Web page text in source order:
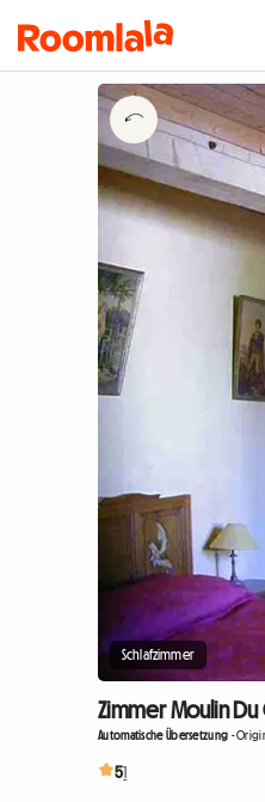
Schlafzimmer
Zimmer Moulin Du
Automatische Übersetzung -
51